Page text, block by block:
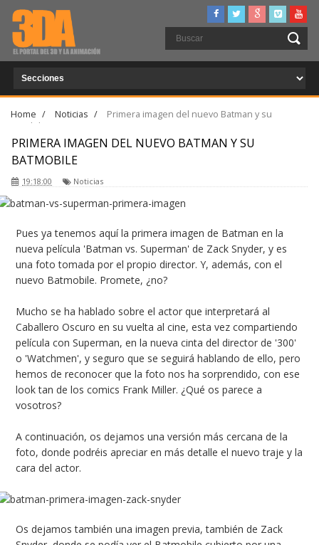
Home / Noticias /
Primera imagen del nuevo Batman y su
Batmobile
PRIMERA IMAGEN DEL NUEVO BATMAN Y SU
BATMOBILE
19:18:00 Noticias
Pues ya tenemos aquí la primera imagen de Batman en la
nueva película 'Batman vs. Superman' de Zack Snyder, y es
una foto tomada por el propio director. Y, además, con el
nuevo Batmobile. Promete, ¿no?
Mucho se ha hablado sobre el actor que interpretará al
Caballero Oscuro en su vuelta al cine, esta vez compartiendo
película con Superman, en la nueva cinta del director de '300'
o 'Watchmen', y seguro que se seguirá hablando de ello, pero
hemos de reconocer que la foto nos ha sorprendido, con ese
look tan de los comics Frank Miller. ¿Qué os parece a
vosotros?
A continuación, os dejamos una versión más cercana de la
foto, donde podréis apreciar en más detalle el nuevo traje y la
cara del actor.
Os dejamos también una imagen previa, también de Zack